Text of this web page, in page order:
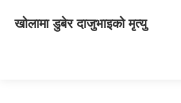
खोलामा डुबेर दाजुभाइको मृत्यु